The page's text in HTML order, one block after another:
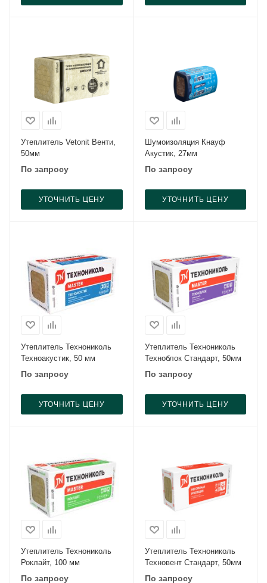
Утеплитель Vetonit Венти,
50мм
По запросу
УТОЧНИТЬ ЦЕНУ
Шумоизоляция Кнауф
Акустик, 27мм
По запросу
УТОЧНИТЬ ЦЕНУ
Утеплитель Технониколь
Техноакустик, 50 мм
По запросу
УТОЧНИТЬ ЦЕНУ
Утеплитель Технониколь
Техноблок Стандарт, 50мм
По запросу
УТОЧНИТЬ ЦЕНУ
Утеплитель Технониколь
Роклайт, 100 мм
По запросу
Утеплитель Технониколь
Техновент Стандарт, 50мм
По запросу